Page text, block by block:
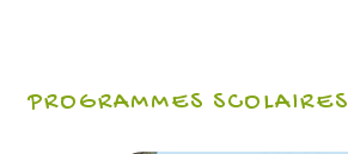
PROGRAMMES SCOLAIRES